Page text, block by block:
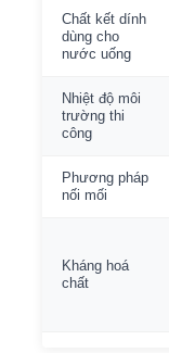
Chất kết dính
dùng cho
nước uống
Nhiệt độ môi
trường thi
công
Phương pháp
nối mối
Kháng hoá
chất